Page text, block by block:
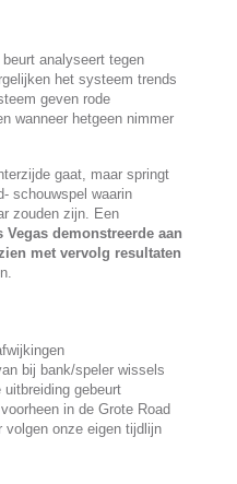
analyseert tegen
het systeem trends
geven rode
wanneer hetgeen nimmer
gaat, maar springt
schouwspel waarin
zouden zijn. Een
demonstreerde aan
met vervolg resultaten
bij bank/speler wissels
gebeurt
in de Grote Road
volgen onze eigen tijdlijn